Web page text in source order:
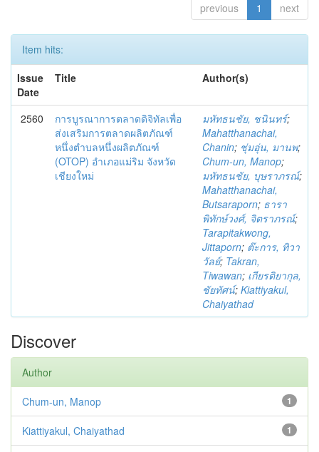
previous 1 next
Item hits:
Issue
Date
Title Author(s)
2560
การบูรณาการตลาดดิจิทัลเพื่อ
ส่งเสริมการตลาดผลิตภัณฑ์
หนึ่งตำบลหนึ่งผลิตภัณฑ์
(OTOP) อำเภอแม่ริม จังหวัด
เชียงใหม่
มหัทธนชัย, ชนินทร์;
Mahatthanachai,
Chanin; ชุ่มอุ่น, มานพ;
Chum-un, Manop;
มหัทธนชัย, บุษราภรณ์;
Mahatthanachai,
Butsaraporn; ธารา
พิทักษ์วงศ์, จิตราภรณ์;
Tarapitakwong,
Jittaporn; ต๊ะการ, ทิวา
วัลย์; Takran,
Tiwawan; เกียรติยากุล,
ชัยทัศน์; Kiattiyakul,
Chaiyathad
Discover
Author
1
Chum-un, Manop
1
Kiattiyakul, Chaiyathad